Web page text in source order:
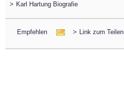
> Karl Hartung Biografie
Empfehlen > Link zum Teilen